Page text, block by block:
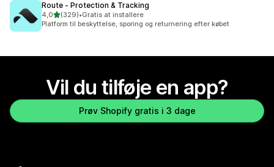
Route ‑ Protection & Tracking
4,0ud af 5 stjerner
(329)
329 anmeldelser i alt
•Gratis at installere
Platform til beskyttelse, sporing og returnering efter købet
Vil du tilføje en app?
Prøv Shopify gratis i 3 dage